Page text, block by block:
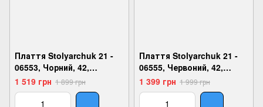
Плаття Stolyarchuk 21 -
06553, Чорний, 42,
2999860765397
1 519 грн 1 899 грн
Плаття Stolyarchuk 21 -
06555, Червоний, 42,
2999860765472
1 399 грн 1 999 грн